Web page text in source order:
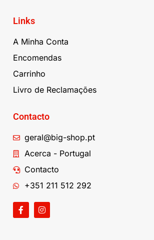
Links
A Minha Conta
Encomendas
Carrinho
Livro de Reclamações
Contacto
geral@big-shop.pt
Acerca - Portugal
Contacto
+351 211 512 292